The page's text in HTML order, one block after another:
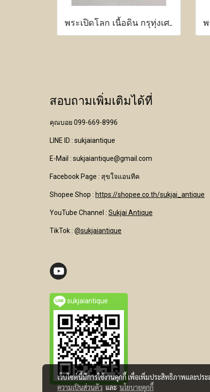
พระเปิดโลก เนื้อดิน กรุทุ่งเศรษฐี กำแพงเพชร
สอบถามเพิ่มเติมได้ที่
คุณบอย 099-669-8996
LINE ID : sukjaiantique
E-Mail : sukjaiantique@gmail.com
Facebook Page : สุขใจแอนทีค
Shopee Shop : https://shopee.co.th/sukjai_antique
YouTube Channel : Sukjai Antique
TikTok : @sukjaiantique
sukjaiantique
เว็บไซต์นี้มีการใช้งานคุกกี้ เพื่อเพิ่มประสิทธิภาพและปร
ความเป็นส่วนตัวและนโยบายคุกกี้